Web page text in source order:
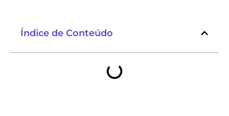
Índice de Conteúdo